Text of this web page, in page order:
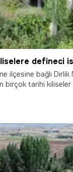
ilçesine bağlı Dirlik
birçok tarihi kiliseler